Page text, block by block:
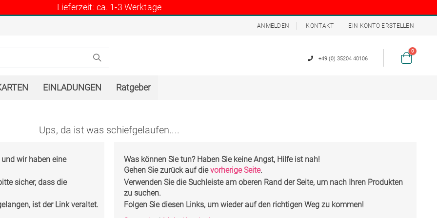
Lieferzeit: ca. 1-3 Werktage
ANMELDEN KONTAKT EIN KONTO ERSTELLEN
+49 (0) 35204 40106 Cart
0Artikel
EINLADUNGEN Ratgeber
Ups, da ist was schiefgelaufen....
wir haben eine
sicher, dass die
ist der Link veraltet.
Was können Sie tun? Haben Sie keine Angst, Hilfe ist nah!
Gehen Sie zurück auf dievorherige Seite.
Verwenden Sie die Suchleiste am oberen Rand der Seite, um nach Ihren Produkten
zu suchen.
Folgen Sie diesen Links, um wieder auf den richtigen Weg zu kommen!